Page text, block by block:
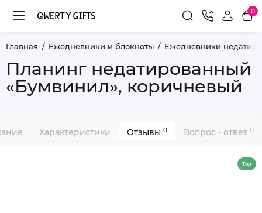
0
Главная Ежедневники и блокноты Ежедневники
Планинг недатированный
«Бумвинил», коричневый
Характеристики Отзывы 0 Вопрос - ответ 0
Top